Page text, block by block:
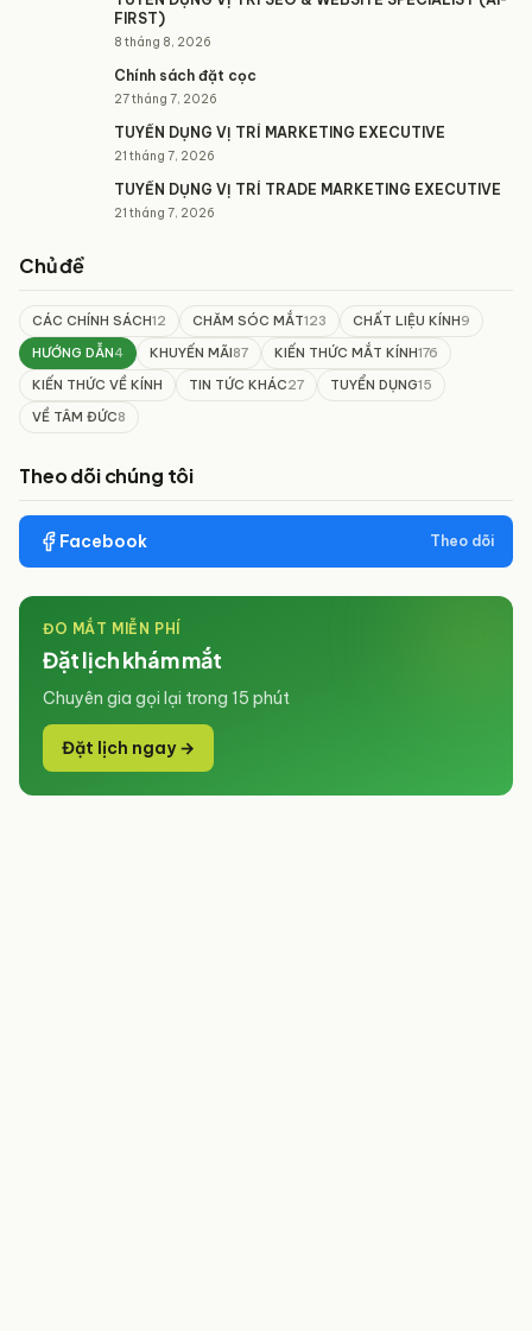
FIRST)
8 tháng 8, 2026
Chính sách đặt cọc
27 tháng 7, 2026
TUYỂN DỤNG VỊ TRÍ MARKETING EXECUTIVE
21 tháng 7, 2026
TUYỂN DỤNG VỊ TRÍ TRADE MARKETING EXECUTIVE
21 tháng 7, 2026
Chủ đề
CÁC CHÍNH SÁCH12 CHĂM SÓC MẮT123 CHẤT LIỆU KÍNH9
HƯỚNG DẪN4 KHUYẾN MÃI87 KIẾN THỨC MẮT KÍNH176
KIẾN THỨC VỀ KÍNH
TIN TỨC KHÁC27 TUYỂN DỤNG15
VỀ TÂM ĐỨC8
Theo dõi chúng tôi
Facebook Theo dõi
ĐO MẮT MIỄN PHÍ
Đặt lịch khám mắt
Chuyên gia gọi lại trong 15 phút
Đặt lịch ngay →